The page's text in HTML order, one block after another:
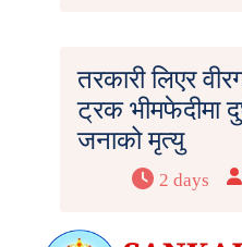
तरकारी लिएर
ट्रक भीमफेदीमा
जनाको मृत्यु
2 days